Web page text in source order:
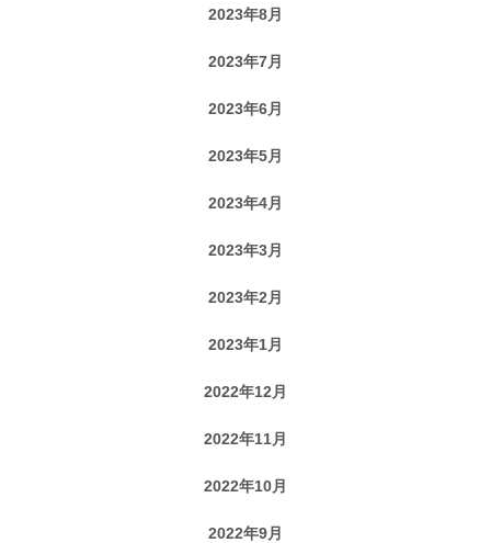
2023年8月
2023年7月
2023年6月
2023年5月
2023年4月
2023年3月
2023年2月
2023年1月
2022年12月
2022年11月
2022年10月
2022年9月